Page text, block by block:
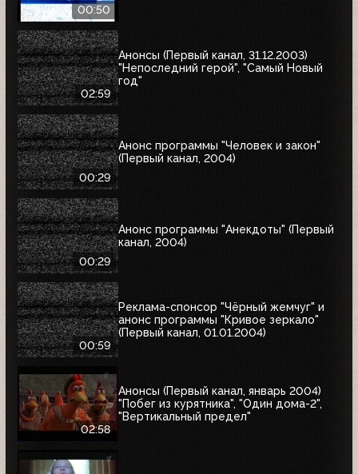
00:50
02:59
Анонсы (Первый канал, 31.12.2003)
"Непоследний герой", "Самый Новый
год"
00:29
Анонс программы "Человек и закон"
(Первый канал, 2004)
00:29
Анонс программы "Анекдоты" (Первый
канал, 2004)
00:59
Реклама-спонсор "Чёрный жемчуг" и
анонс программы "Кривое зеркало"
(Первый канал, 01.01.2004)
02:58
Анонсы (Первый канал, январь 2004)
"Побег из курятника", "Один дома-2",
"Вертикальный предел"